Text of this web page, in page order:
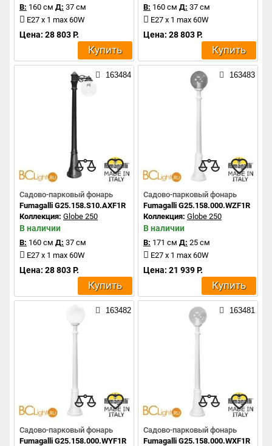
В: 160 см Д: 37 см
E27 x 1 max 60W
Цена: 28 803 Р.
Купить
В: 160 см Д: 37 см
E27 x 1 max 60W
Цена: 28 803 Р.
Купить
163484
Садово-парковый фонарь
Fumagalli G25.158.S10.AXF1R
Коллекция: Globe 250
В наличии
В: 160 см Д: 37 см
E27 x 1 max 60W
Цена: 28 803 Р.
Купить
163483
Садово-парковый фонарь
Fumagalli G25.158.000.WZF1R
Коллекция: Globe 250
В наличии
В: 171 см Д: 25 см
E27 x 1 max 60W
Цена: 21 939 Р.
Купить
163482
Садово-парковый фонарь
Fumagalli G25.158.000.WYF1R
163481
Садово-парковый фонарь
Fumagalli G25.158.000.WXF1R